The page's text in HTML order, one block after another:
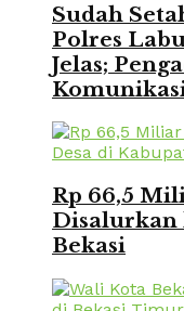
Sudah
Polres
Jelas;
Rp 66,5
Disalurkan
Bekasi